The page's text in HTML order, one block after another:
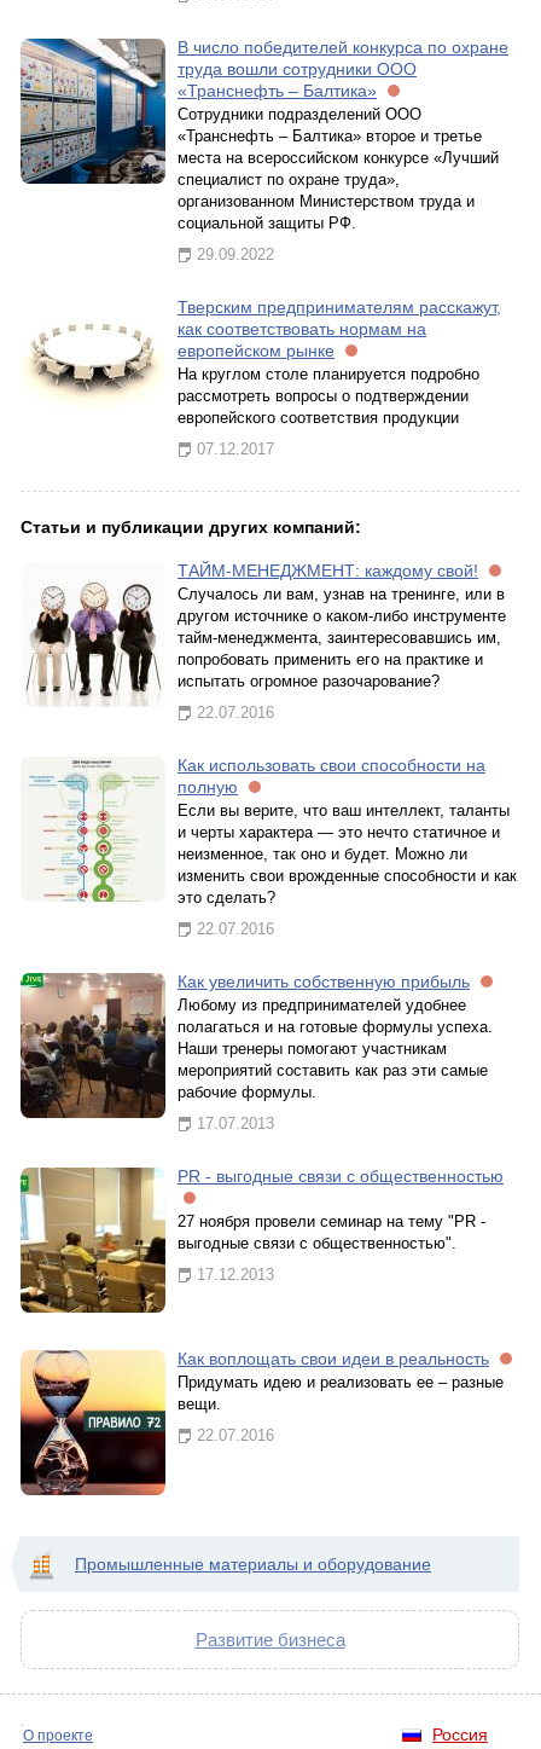
В число победителей конкурса по охране
труда вошли сотрудники ООО
«Транснефть – Балтика»
Сотрудники подразделений ООО
«Транснефть – Балтика» второе и третье
места на всероссийском конкурсе «Лучший
специалист по охране труда»,
организованном Министерством труда и
социальной защиты РФ.
29.09.2022
Тверским предпринимателям расскажут,
как соответствовать нормам на
европейском рынке
На круглом столе планируется подробно
рассмотреть вопросы о подтверждении
европейского соответствия продукции
07.12.2017
Статьи и публикации других компаний:
ТАЙМ-МЕНЕДЖМЕНТ: каждому свой!
Случалось ли вам, узнав на тренинге, или в
другом источнике о каком-либо инструменте
тайм-менеджмента, заинтересовавшись им,
попробовать применить его на практике и
испытать огромное разочарование?
22.07.2016
Как использовать свои способности на
полную
Если вы верите, что ваш интеллект, таланты
и черты характера — это нечто статичное и
неизменное, так оно и будет. Можно ли
изменить свои врожденные способности и как
это сделать?
22.07.2016
Как увеличить собственную прибыль
Любому из предпринимателей удобнее
полагаться и на готовые формулы успеха.
Наши тренеры помогают участникам
мероприятий составить как раз эти самые
рабочие формулы.
17.07.2013
PR - выгодные связи с общественностью
27 ноября провели семинар на тему "PR -
выгодные связи с общественностью".
17.12.2013
Как воплощать свои идеи в реальность
Придумать идею и реализовать ее – разные
вещи.
22.07.2016
Промышленные материалы и оборудование
Развитие бизнеса
Россия
О проекте